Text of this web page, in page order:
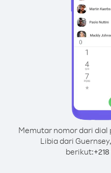
Memutar nomor dari dial
Libia dari
berikut:+218